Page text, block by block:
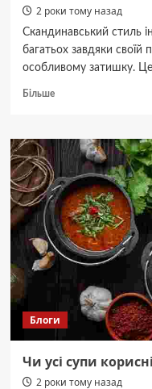
2 роки тому назад
Скандинавський стиль
багатьох завдяки своїй
особливому затишку.
БільшеДокладніше
створити
затишний
інтер’єр
у
стилі
сканди
Блоги
Чи усі супи
2 роки тому назад